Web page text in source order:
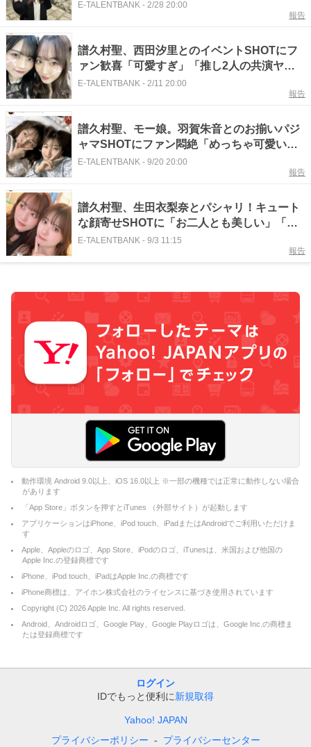
E-TALENTBANK - 2/28 20:00
報告
譜久村聖、西田汐里とのイベントSHOTにフ
ァン歓喜「可愛すぎ」「推し2人の共演ヤバ
い」
E-TALENTBANK - 2/11 20:00
報告
譜久村聖、モー娘。羽賀朱音とのお揃いパジ
ャマSHOTにファン悶絶「めっちゃ可愛い」
「姉妹みたい」
E-TALENTBANK - 9/20 20:00
報告
譜久村聖、生田衣梨奈とパシャリ！キュート
な顔寄せSHOTに「お二人とも美しい」「ぽ
んぽん最高！！」の声
E-TALENTBANK - 9/3 11:15
報告
動作環境 Android 9.0以上、iOS 16.0以上 ※一部の機種では正常に動作しない場合
があります
「App Store」ボタンを押すとiTunes （外部サイト）が起動します
アプリケーションはiPhone、iPod touch、iPadまたはAndroidでご利用いただけま
す
Apple、Appleのロゴ、App Store、iPodのロゴ、iTunesは、米国および他国の
Apple Inc.の登録商標です
iPhone、iPod touch、iPadはApple Inc.の商標です
iPhone商標は、アイホン株式会社のライセンスに基づき使用されています
Copyright (C) 2026Apple Inc. All rights reserved.
Android、Androidロゴ、Google Play、Google Playロゴは、Google Inc.の商標ま
たは登録商標です
ログイン
IDでもっと便利に新規取得
Yahoo! JAPAN
プライバシーポリシー
プライバシーセンター